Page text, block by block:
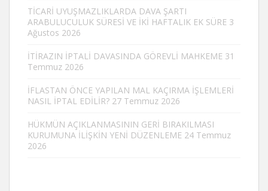
TİCARİ UYUŞMAZLIKLARDA DAVA ŞARTI
ARABULUCULUK SÜRESİ VE İKİ HAFTALIK EK SÜRE 3
Ağustos 2026
İTİRAZIN İPTALİ DAVASINDA GÖREVLİ MAHKEME 31
Temmuz 2026
İFLASTAN ÖNCE YAPILAN MAL KAÇIRMA İŞLEMLERİ
NASIL İPTAL EDİLİR? 27 Temmuz 2026
HÜKMÜN AÇIKLANMASININ GERİ BIRAKILMASI
KURUMUNA İLİŞKİN YENİ DÜZENLEME 24 Temmuz
2026